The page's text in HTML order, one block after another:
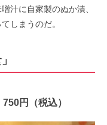
汁に自家製のぬか漬、
しまうのだ。
円（税込）